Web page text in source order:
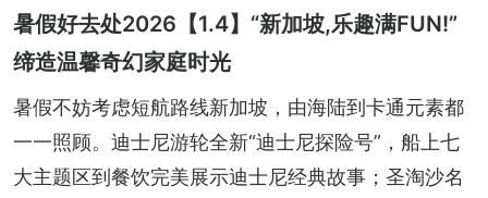
暑假好去处2026【1.4】“新加坡,乐趣满FUN!”
缔造温馨奇幻家庭时光
暑假不妨考虑短航路线新加坡，由海陆到卡通元素都
一一照顾。迪士尼游轮全新“迪士尼探险号”，船上七
大主题区到餐饮完美展示迪士尼经典故事；圣淘沙名